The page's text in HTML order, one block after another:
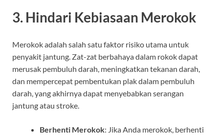
3. Hindari Kebiasaan Merokok
Merokok adalah salah satu faktor risiko utama untuk
penyakit jantung. Zat-zat berbahaya dalam rokok dapat
merusak pembuluh darah, meningkatkan tekanan darah,
dan mempercepat pembentukan plak dalam pembuluh
darah, yang akhirnya dapat menyebabkan serangan
jantung atau stroke.
Berhenti Merokok: Jika Anda merokok, berhenti